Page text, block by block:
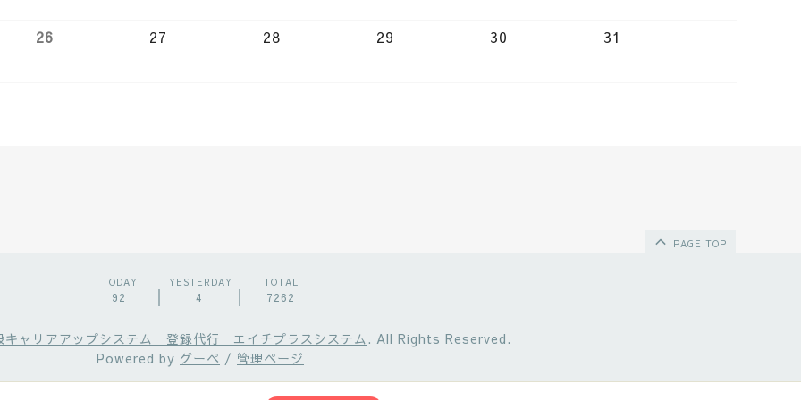
26 27 28 29 30 31
PAGE TOP
TODAY
92
YESTERDAY
4
TOTAL
7262
キャリアアップシステム 登録代行 エイチプラスシステム . All Rights Reserved.
Powered by グーペ / 管理ページ